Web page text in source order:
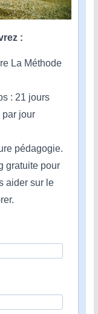
:
La Méthode
: 21 jours
par jour
pédagogie.
gratuite pour
aider sur le